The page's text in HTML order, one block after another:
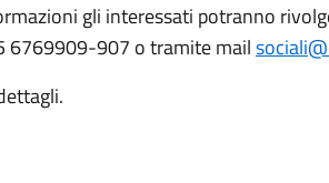
gli interessati potranno
6769909-907 o tramite mail